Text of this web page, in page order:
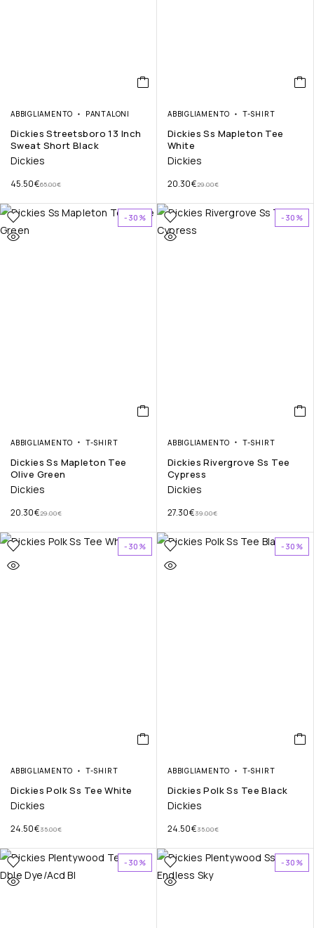
ABBIGLIAMENTO PANTALONI
Dickies Streetsboro 13 Inch
Sweat Short Black
Dickies
65.00€
45.50€
ABBIGLIAMENTO T-SHIRT
Dickies Ss Mapleton Tee
White
Dickies
29.00€
20.30€
-30%
ABBIGLIAMENTO T-SHIRT
Dickies Ss Mapleton Tee
Olive Green
Dickies
29.00€
20.30€
-30%
ABBIGLIAMENTO T-SHIRT
Dickies Rivergrove Ss Tee
Cypress
Dickies
39.00€
27.30€
-30%
ABBIGLIAMENTO T-SHIRT
Dickies Polk Ss Tee White
Dickies
35.00€
24.50€
-30%
ABBIGLIAMENTO T-SHIRT
Dickies Polk Ss Tee Black
Dickies
35.00€
24.50€
-30% -30%